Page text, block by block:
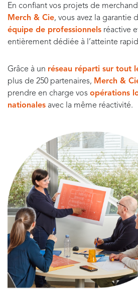
En confiant vos projets de
Merch & Cie, vous avez la garantie
équipe de professionnels réactive
entièrement dédiée à l’atteinte
Grâce à un réseau réparti sur tout
plus de 250 partenaires, Merch &
prendre en charge vos opérations
nationales avec la même réactivité.